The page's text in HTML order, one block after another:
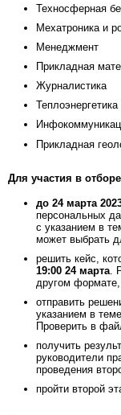
Техносферная
Мехатроника и
Менеджмент
Прикладная
Журналистика
Прикладная
Для участия в
до 24 марта
персональных
с указанием в
может выбрать
решить кейс,
19:00 24 марта .
другом
отправить
указанием в
Проверить в
получить
руководители
проведения
пройти второй